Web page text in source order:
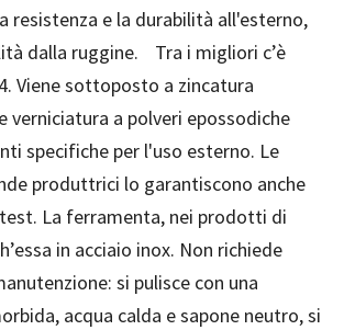
resistenza e la durabilità all'esterno,
dalla ruggine. Tra i migliori c’è
Viene sottoposto a zincatura
verniciatura a polveri epossodiche
specifiche per l'uso esterno. Le
produttrici lo garantiscono anche
La ferramenta, nei prodotti di
in acciaio inox. Non richiede
si pulisce con una
acqua calda e sapone neutro, si